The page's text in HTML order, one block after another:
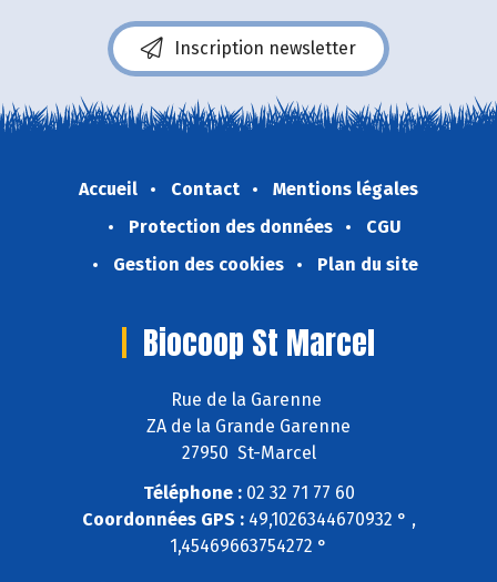
Inscription newsletter
Accueil Contact
Mentions légales
Protection des données
CGU
Gestion des cookies
Plan du site
Biocoop St Marcel
Rue de la Garenne
ZA de la Grande Garenne
27950 St-Marcel
Téléphone :02 32 71 77 60
Coordonnées GPS :49,1026344670932 ° ,
1,45469663754272 °